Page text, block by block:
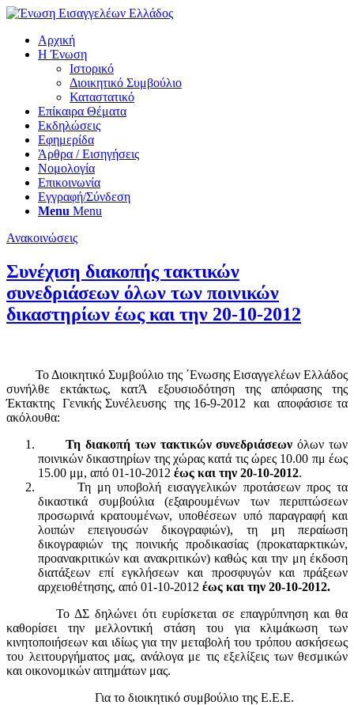
Αρχική
Η Ένωση
Ιστορικό
Διοικητικό Συμβούλιο
Καταστατικό
Επίκαιρα Θέματα
Εκδηλώσεις
Εφημερίδα
Άρθρα / Εισηγήσεις
Νομολογία
Επικοινωνία
Εγγραφή/Σύνδεση
Menu Menu
Ανακοινώσεις
Συνέχιση διακοπής τακτικών
συνεδριάσεων όλων των ποινικών
δικαστηρίων έως και την 20-10-2012
Το Διοικητικό Συμβούλιο της ΄Ενωσης Εισαγγελέων Ελλάδος
συνήλθε εκτάκτως, κατΆ εξουσιοδότηση της απόφασης της
Έκτακτης Γενικής Συνέλευσης της 16-9-2012 και αποφάσισε τα
ακόλουθα:
Τη διακοπή των τακτικών συνεδριάσεων όλων των
ποινικών δικαστηρίων της χώρας κατά τις ώρες 10.00 πμ έως
15.00 μμ, από 01-10-2012 έως και την 20-10-2012.
Τη μη υποβολή εισαγγελικών προτάσεων προς τα
δικαστικά συμβούλια (εξαιρουμένων των περιπτώσεων
προσωρινά κρατουμένων, υποθέσεων υπό παραγραφή και
λοιπών επειγουσών δικογραφιών), τη μη περαίωση
δικογραφιών της ποινικής προδικασίας (προκαταρκτικών,
προανακριτικών και ανακριτικών) καθώς και την μη έκδοση
διατάξεων επί εγκλήσεων και προσφυγών και πράξεων
αρχειοθέτησης, από 01-10-2012 έως και την 20-10-2012.
Το ΔΣ δηλώνει ότι ευρίσκεται σε επαγρύπνηση και θα
καθορίσει την μελλοντική στάση του για κλιμάκωση των
κινητοποιήσεων και ιδίως για την μεταβολή του τρόπου ασκήσεως
του λειτουργήματος μας, ανάλογα με τις εξελίξεις των θεσμικών
και οικονομικών αιτημάτων μας.
Για το διοικητικό συμβούλιο της Ε.Ε.Ε.